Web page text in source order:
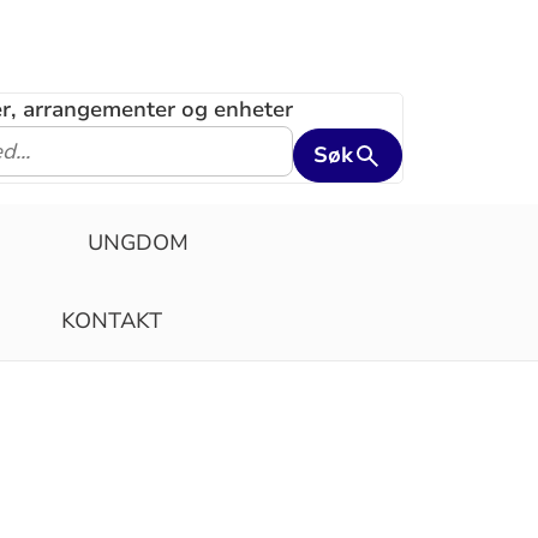
arrangementer og enheter
Søk
UNGDOM
KONTAKT